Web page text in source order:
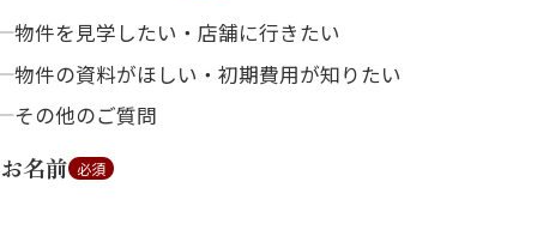
物件を見学したい・店舗に行きたい
物件の資料がほしい・初期費用が知りたい
その他のご質問
お名前 必須